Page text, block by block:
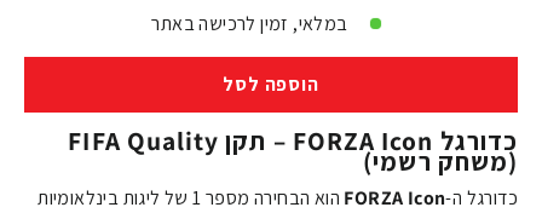
במלאי, זמין לרכישה באתר
הוספה לסל
כדורגל FORZA Icon – תקן FIFA Quality
(משחק רשמי)
כדורגל ה-FORZA Icon
הוא הבחירה מספר 1 של ליגות בינלאומיות